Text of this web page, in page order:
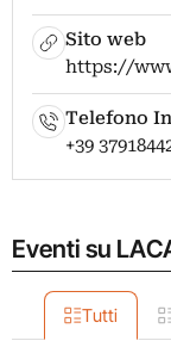
Sito web
https://
Telefono
+39
Eventi su
Tutti